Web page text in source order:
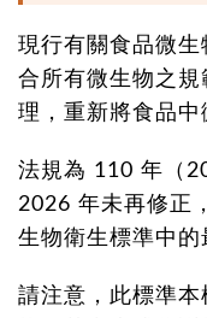
現行有關食品微
合所有微生物之
理，重新將食品中
法規為 110 年（
2026 年未再修正
生物衛生標準中的
請注意，此標準